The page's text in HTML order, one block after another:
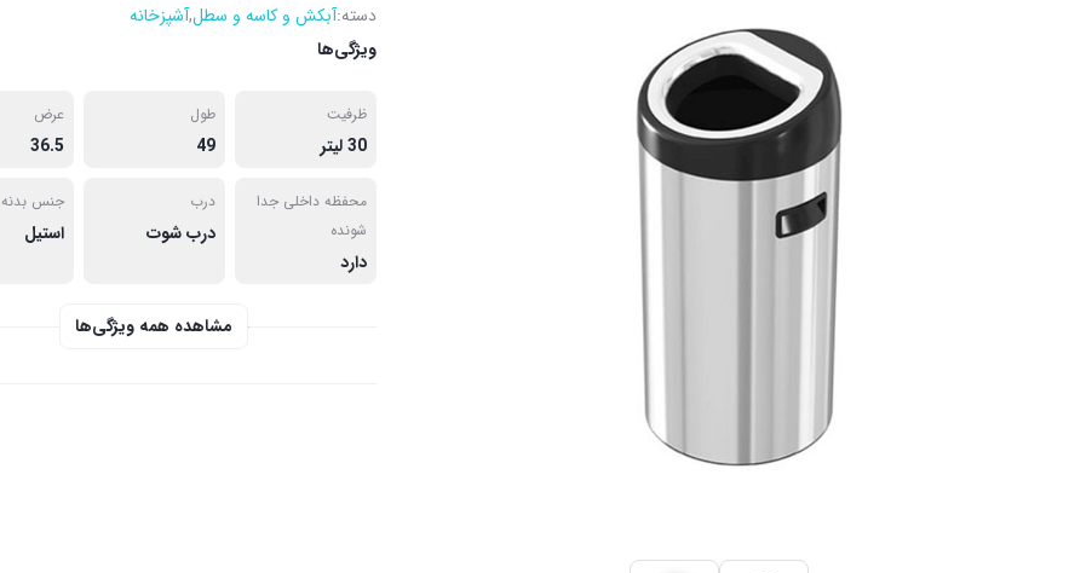
دسته:آبکش و کاسه و سطل,آشپزخانه
ویژگی‌ها
ظرفيت
30 ليتر
طول
49
عرض
36.5
محفظه داخلی جدا
شونده
دارد
درب
درب شوت
جنس بدنه
استيل
مشاهده همه ویژگی‌ها